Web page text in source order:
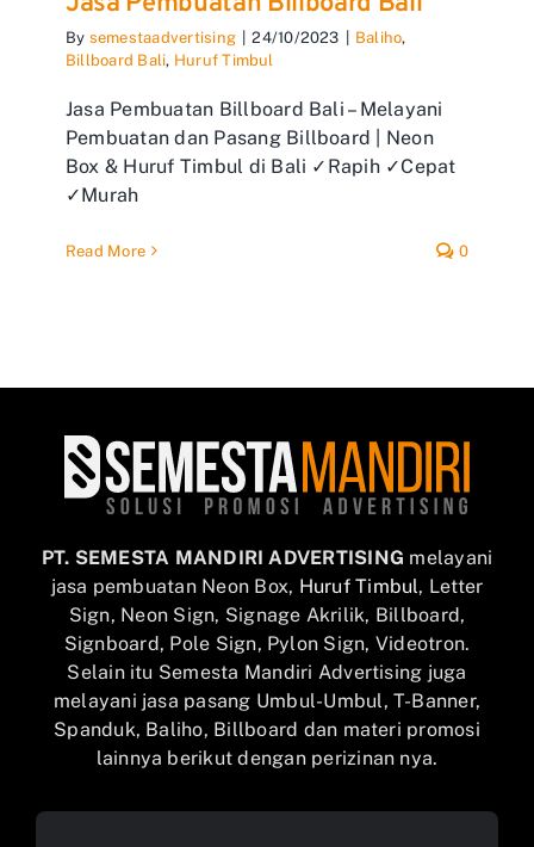
By semestaadvertising 24/10/2023 Baliho,
Billboard Bali, Huruf Timbul
Jasa Pembuatan Billboard Bali – Melayani
Pembuatan dan Pasang Billboard | Neon
Box & Huruf Timbul di Bali ✓Rapih ✓Cepat
✓Murah
Read More 0
PT. SEMESTA MANDIRI ADVERTISING melayani
jasa pembuatan Neon Box, Huruf Timbul, Letter
Sign, Neon Sign, Signage Akrilik, Billboard,
Signboard, Pole Sign, Pylon Sign, Videotron.
Selain itu Semesta Mandiri Advertising juga
melayani jasa pasang Umbul-Umbul, T-Banner,
Spanduk, Baliho, Billboard dan materi promosi
lainnya berikut dengan perizinan nya.